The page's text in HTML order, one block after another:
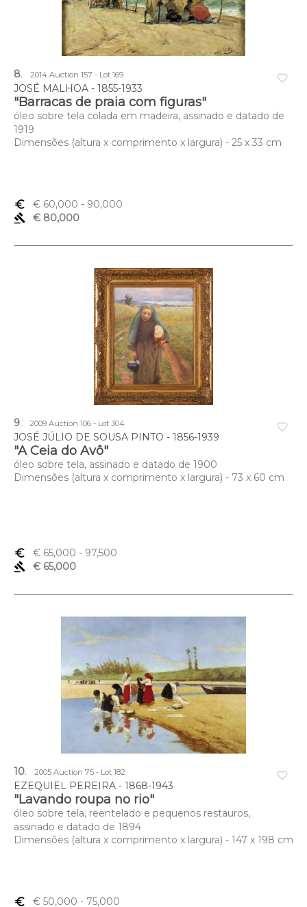
favorite_border
8. 2014 Auction 157 - Lot 169
JOSÉ MALHOA - 1855-1933
"Barracas de praia com figuras"
óleo sobre tela colada em madeira, assinado e datado de
1919
Dimensões (altura x comprimento x largura) - 25 x 33 cm
euro_symbol € 60,000 - 90,000
gavel
€ 80,000
favorite_border
9. 2009 Auction 106 - Lot 304
JOSÉ JÚLIO DE SOUSA PINTO - 1856-1939
"A Ceia do Avô"
óleo sobre tela, assinado e datado de 1900
Dimensões (altura x comprimento x largura) - 73 x 60 cm
euro_symbol € 65,000 - 97,500
gavel
€ 65,000
favorite_border
10. 2005 Auction 75 - Lot 182
EZEQUIEL PEREIRA - 1868-1943
"Lavando roupa no rio"
óleo sobre tela, reentelado e pequenos restauros,
assinado e datado de 1894
Dimensões (altura x comprimento x largura) - 147 x 198 cm
euro_symbol € 50,000 - 75,000